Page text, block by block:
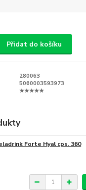
Přidat do košíku
280063
5060003593973
★★★★★
Forte Hyal cps. 360